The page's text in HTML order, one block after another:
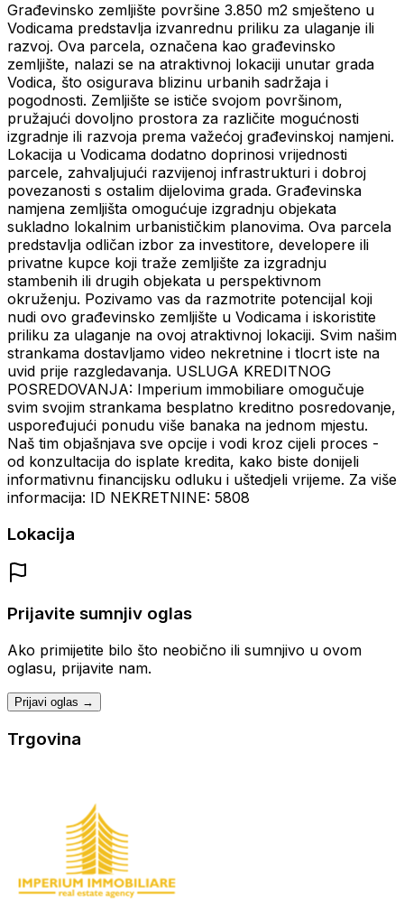
Građevinsko zemljište površine 3.850 m2 smješteno u
Vodicama predstavlja izvanrednu priliku za ulaganje ili
razvoj. Ova parcela, označena kao građevinsko
zemljište, nalazi se na atraktivnoj lokaciji unutar grada
Vodica, što osigurava blizinu urbanih sadržaja i
pogodnosti. Zemljište se ističe svojom površinom,
pružajući dovoljno prostora za različite mogućnosti
izgradnje ili razvoja prema važećoj građevinskoj namjeni.
Lokacija u Vodicama dodatno doprinosi vrijednosti
parcele, zahvaljujući razvijenoj infrastrukturi i dobroj
povezanosti s ostalim dijelovima grada. Građevinska
namjena zemljišta omogućuje izgradnju objekata
sukladno lokalnim urbanističkim planovima. Ova parcela
predstavlja odličan izbor za investitore, developere ili
privatne kupce koji traže zemljište za izgradnju
stambenih ili drugih objekata u perspektivnom
okruženju. Pozivamo vas da razmotrite potencijal koji
nudi ovo građevinsko zemljište u Vodicama i iskoristite
priliku za ulaganje na ovoj atraktivnoj lokaciji. Svim našim
strankama dostavljamo video nekretnine i tlocrt iste na
uvid prije razgledavanja. USLUGA KREDITNOG
POSREDOVANJA: Imperium immobiliare omogučuje
svim svojim strankama besplatno kreditno posredovanje,
uspoređujući ponudu više banaka na jednom mjestu.
Naš tim objašnjava sve opcije i vodi kroz cijeli proces -
od konzultacija do isplate kredita, kako biste donijeli
informativnu financijsku odluku i uštedjeli vrijeme. Za više
informacija: ID NEKRETNINE: 5808
Lokacija
Prijavite sumnjiv oglas
Ako primijetite bilo što neobično ili sumnjivo u ovom
oglasu, prijavite nam.
Prijavi oglas →
Trgovina